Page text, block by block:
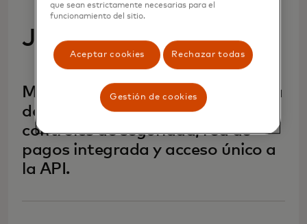
Julio de 2026
Mastercard amplía su plataforma
de tarjetas virtuales con nuevos
controles de seguridad, red de
pagos integrada y acceso único a
la API.
que sean estrictamente necesarias para el
funcionamiento del sitio.
Aceptar cookies Rechazar todas
Gestión de cookies